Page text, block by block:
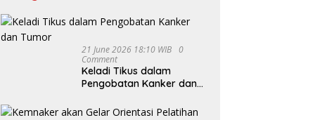
21 June 2026 18:10 WIB
0
Comment
Keladi Tikus dalam
Pengobatan Kanker dan